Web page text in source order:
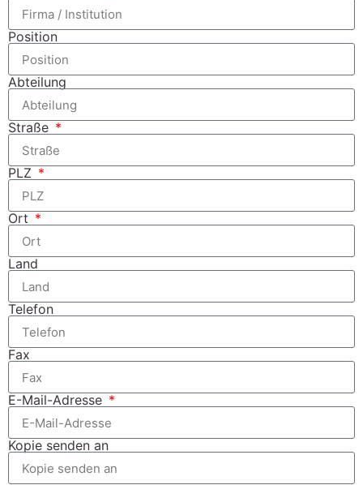
Position
Abteilung
Straße
PLZ
Ort
Land
Telefon
Fax
E-Mail-Adresse
Kopie senden an